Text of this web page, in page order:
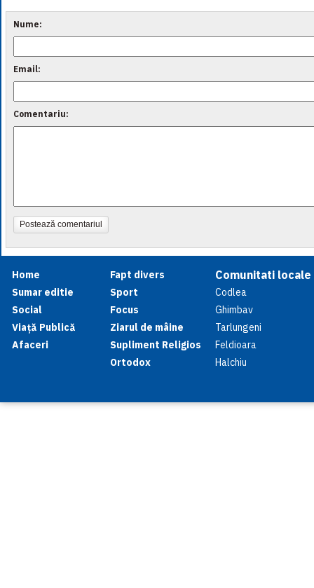
Nume:
Email:
Comentariu:
Postează comentariul
Home
Sumar editie
Social
Viață Publică
Afaceri
Fapt divers
Sport
Focus
Ziarul de mâine
Supliment Religios
Ortodox
Comunitati locale
Codlea
Ghimbav
Tarlungeni
Feldioara
Halchiu